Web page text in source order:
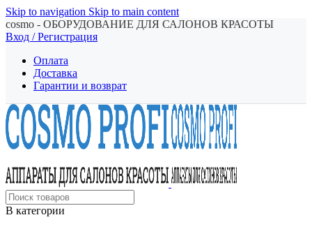
Skip to navigation Skip to main content
cosmo - ОБОРУДОВАНИЕ ДЛЯ САЛОНОВ КРАСОТЫ
Вход / Регистрация
Оплата
Доставка
Гарантии и возврат
В категории